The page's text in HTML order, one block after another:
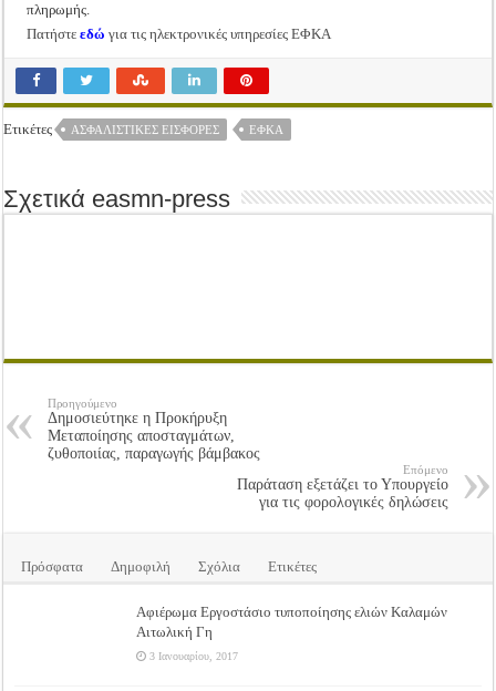
πληρωμής.
Πατήστεεδώ για τις ηλεκτρονικές υπηρεσίες ΕΦΚΑ
Ετικέτες ΑΣΦΑΛΙΣΤΙΚΈΣ ΕΙΣΦΟΡΈΣ ΕΦΚΑ
Σχετικά easmn-press
Προηγούμενο
Δημοσιεύτηκε η Προκήρυξη
Μεταποίησης αποσταγμάτων,
ζυθοποιίας, παραγωγής βάμβακος
Επόμενο
Παράταση εξετάζει το Υπουργείο
για τις φορολογικές δηλώσεις
Πρόσφατα Δημοφιλή Σχόλια Ετικέτες
Αφιέρωμα Εργοστάσιο τυποποίησης ελιών Καλαμών
Αιτωλική Γη
3 Ιανουαρίου, 2017